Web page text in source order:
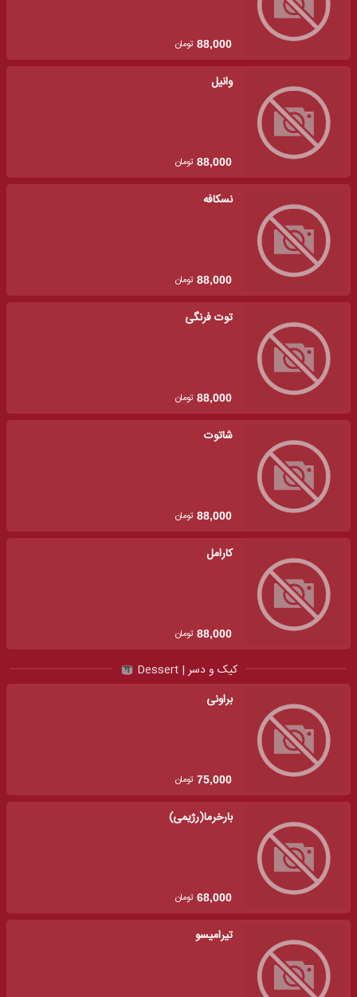
88,000 تومان
وانیل
88,000 تومان
نسکافه
88,000 تومان
توت فرنگی
88,000 تومان
شاتوت
88,000 تومان
کارامل
88,000 تومان
کیک و دسر | Dessert
براونی
75,000 تومان
بارخرما(رژیمی)
68,000 تومان
تیرامیسو